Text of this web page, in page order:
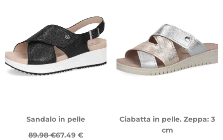
Sandalo in pelle
89.98 €67.49 €
Ciabatta in pelle. Zeppa: 3
cm